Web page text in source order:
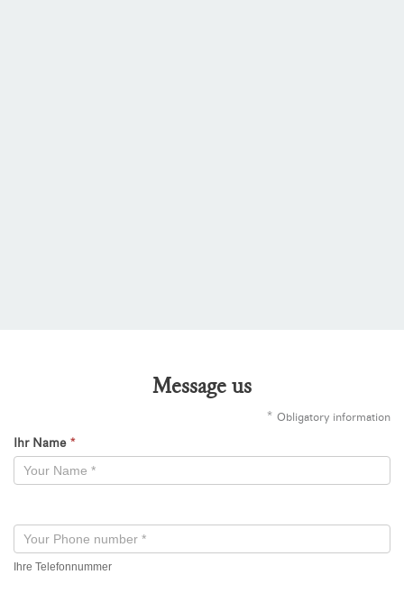
Message us
* Obligatory information
Kontaktformular
-
Ihr Name *
Ihre Telefonnummer